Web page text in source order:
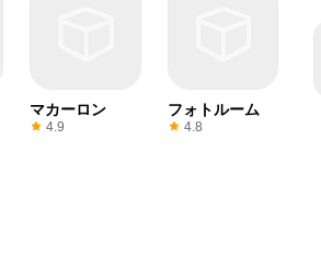
マカーロン
4.9
フォトルーム
4.8